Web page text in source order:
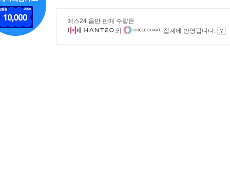
예스24 음반 판매 수량은
와
집계에 반영됩니다.